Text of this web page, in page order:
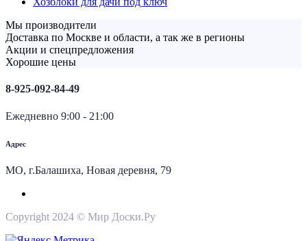
Мы производители
Доставка по Москве и области, а так же в регионы
Акции и спецпредложения
Хорошие цены
8-925-092-84-49
Ежедневно 9:00 - 21:00
Адрес
МО, г.Балашиха, Новая деревня, 79
Copyright 2024 © Мир Доски.Ру